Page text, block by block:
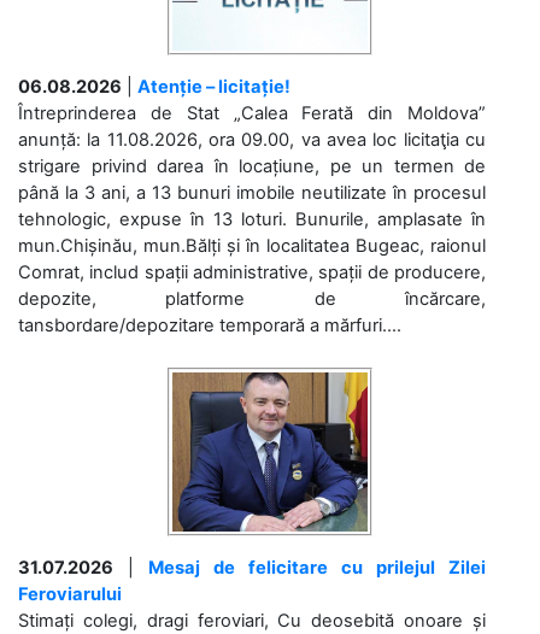
06.08.2026
Atenție – licitație!
Întreprinderea de Stat „Calea Ferată din Moldova”
anunță: la 11.08.2026, ora 09.00, va avea loc licitaţia cu
strigare privind darea în locațiune, pe un termen de
până la 3 ani, a 13 bunuri imobile neutilizate în procesul
tehnologic, expuse în 13 loturi. Bunurile, amplasate în
mun.Chișinău, mun.Bălți și în localitatea Bugeac, raionul
Comrat, includ spații administrative, spații de producere,
depozite, platforme de încărcare,
tansbordare/depozitare temporară a mărfuri....
31.07.2026
Mesaj de felicitare cu prilejul Zilei
Feroviarului
Stimați colegi, dragi feroviari, Cu deosebită onoare și